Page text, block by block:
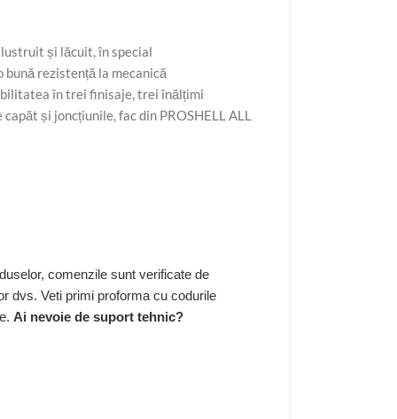
și lăcuit, în special
rezistență la mecanică
în trei finisaje, trei înălțimi
și joncțiunile, fac din PROSHELL ALL
comenzile sunt verificate de
dvs. Veti primi proforma cu codurile
Ai nevoie de suport tehnic?